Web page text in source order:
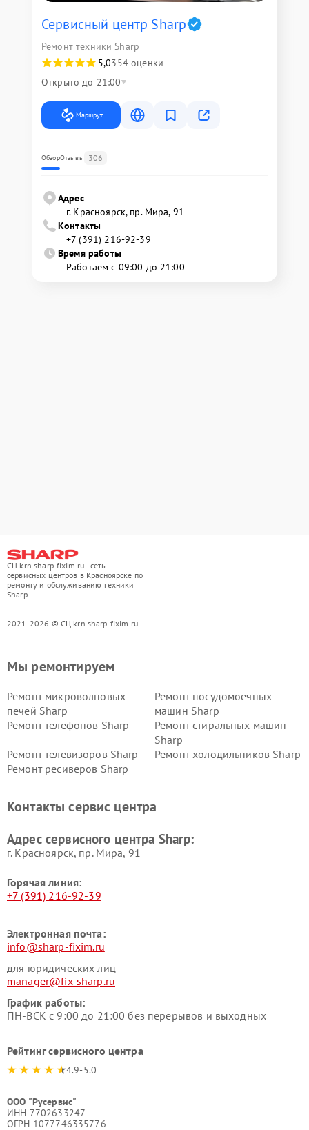
Сервисный центр Sharp
Ремонт техники Sharp
5,0354 оценки
Открыто до 21:00
Маршрут
ОбзорОтзывы 306
Адрес
г. Красноярск, ​пр. Мира, 91
Контакты
+7 (391) 216-92-39
Время работы
Работаем с 09:00 до 21:00
СЦ krn.sharp-fixim.ru - сеть
сервисных центров в Красноярске по
ремонту и обслуживанию техники
Sharp
2021-2026 © СЦ krn.sharp-fixim.ru
Мы ремонтируем
Ремонт микроволновых
печей Sharp
Ремонт посудомоечных
машин Sharp
Ремонт телефонов Sharp
Ремонт стиральных машин
Sharp
Ремонт телевизоров Sharp
Ремонт холодильников Sharp
Ремонт ресиверов Sharp
Контакты сервис центра
Адрес сервисного центра Sharp:
г. Красноярск, ​пр. Мира, 91
Горячая линия:
+7 (391) 216-92-39
Электронная почта:
info@sharp-fixim.ru
для юридических лиц
manager@fix-sharp.ru
График работы:
ПН-ВСК с 9:00 до 21:00 без перерывов и выходных
Рейтинг сервисного центра
4.9-5.0
ООО "Русервис"
ИНН 7702633247
ОГРН 1077746335776